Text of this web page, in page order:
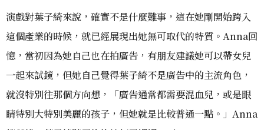
演戲對葉子綺來說，確實不是什麼難事，這在她剛開始跨入
這個產業的時候，就已經展現出她無可取代的特質。Anna回
憶，當初因為她自己也在拍廣告，有朋友建議她可以帶女兒
一起來試鏡，但她自己覺得葉子綺不是廣告中的主流角色，
就沒特別往那個方向想，「廣告通常都需要混血兒，或是眼
睛特別大特別美麗的孩子，但她就是比較普通一點。」Anna